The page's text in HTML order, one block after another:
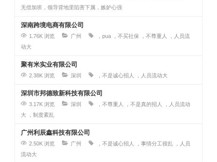
无偿加班，领导背地里陷害下属，嫉妒心强
深南跨境电商有限公司
1.76K 浏览 广州 ，pua ，不买社保 ，不尊重人
，人员流
动大
聚有米实业有限公司
2.38K 浏览 深圳 ，不是诚心招人 ，人员流动大
深圳市邦德致新科技有限公司
3.17K 浏览 深圳 ，不尊重人 ，不是真的招人
，人员流动
大
，制度紊乱
广州利辰鑫科技有限公司
2.50K 浏览 广州 ，不是诚心招人 ，事情分工很乱
，人员
流动大